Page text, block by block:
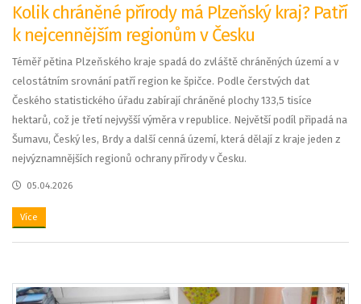
Kolik chráněné přírody má Plzeňský kraj? Patří
k nejcennějším regionům v Česku
Téměř pětina Plzeňského kraje spadá do zvláště chráněných území a v
celostátním srovnání patří region ke špičce. Podle čerstvých dat
Českého statistického úřadu zabírají chráněné plochy 133,5 tisíce
hektarů, což je třetí nejvyšší výměra v republice. Největší podíl připadá na
Šumavu, Český les, Brdy a další cenná území, která dělají z kraje jeden z
nejvýznamnějších regionů ochrany přírody v Česku.
05.04.2026
Více